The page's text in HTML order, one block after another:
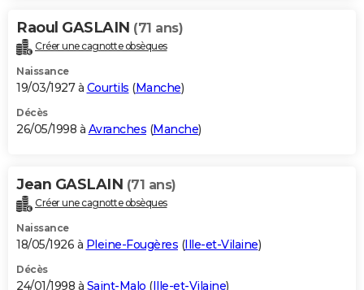
Raoul GASLAIN (71 ans)
Créer une cagnotte obsèques
Naissance
19/03/1927 à Courtils (Manche)
Décès
26/05/1998 à Avranches (Manche)
Jean GASLAIN (71 ans)
Créer une cagnotte obsèques
Naissance
18/05/1926 à Pleine-Fougères (Ille-et-Vilaine)
Décès
24/01/1998 à Saint-Malo (Ille-et-Vilaine)